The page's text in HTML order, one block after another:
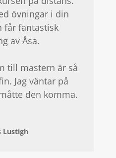
övningar i din
får fantastisk
av Åsa.
till mastern är så
Jag väntar på
den komma.
Lustigh